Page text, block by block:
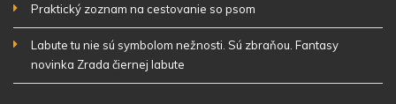
Praktický zoznam na cestovanie so psom
Labute tu nie sú symbolom nežnosti. Sú zbraňou. Fantasy
novinka Zrada čiernej labute